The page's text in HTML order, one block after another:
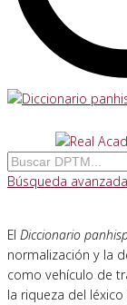
Búsqueda avanzada
El Diccionario
normalización y la
como vehículo de
la riqueza del